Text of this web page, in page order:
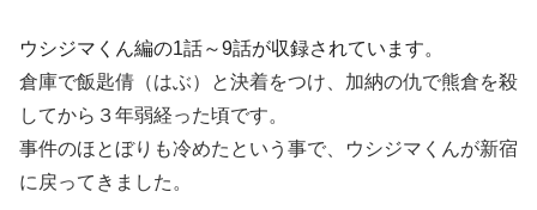
ウシジマくん編の1話～9話が収録されています。
倉庫で飯匙倩（はぶ）と決着をつけ、加納の仇で熊倉を殺
してから３年弱経った頃です。
事件のほとぼりも冷めたという事で、ウシジマくんが新宿
に戻ってきました。